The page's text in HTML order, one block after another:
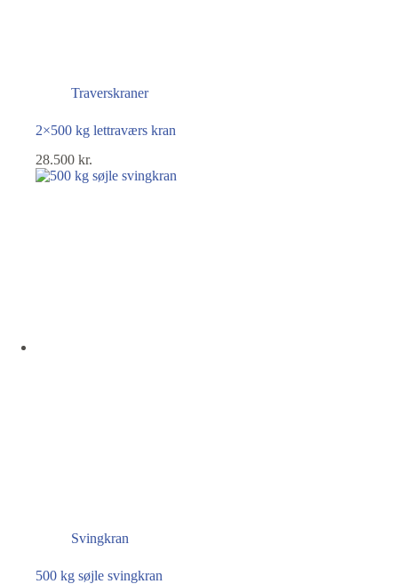
Traverskraner
2×500 kg lettraværs kran
28.500 kr.
Svingkran
500 kg søjle svingkran